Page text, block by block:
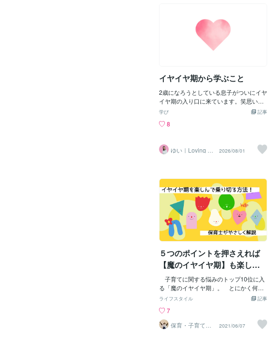
さんが計画を立て、声をかけてくれ、一
緒にやってくれる（もしくはお母さんの
方が熱心にやっている）から。小学校の
うちはそれで良かったのです。でも、中
た。今まで水面下にあっ
持ちが芽生えてきたよ」という、とって
もかわいい成長のサインなんです。「イ
ヤ」の裏には、「本当はもっと遊びたか
った」「自分でやってみたかった」とい
ちょっとしたコツ選んでもらう「お着替
服と赤いお洋服、どっちがいい?」と聞い
てみると、意外とすんなり進むことがあ
ります。自分で選んだ、という気持ちが
大事みたいです。先に伝えておく「あと5
クになることも。とはいえ、わかってい
ても、毎日のことだと心が疲れてしまい
いな」と思ったら、一人で抱えなくて大
丈夫です。保育士としての現場経験をも
とに、お子さんの様子に合わせて、一緒
に考えさせてください。→ [イヤイヤ期、
ひとりで抱えていませんか?保育士13年
目がお話お聞きします]
イヤイヤ期から学ぶこと
2歳になろうとしている息子がついにイヤ
イヤ期の入り口に来ています。笑思い通
りにいかないと「ビエーーン！！」良か
眠いけど遊びたくて「ビエーーン！！」
「こんな日、いつまで続くんだろう…」
「今日は穏やかに過ごせるかな…」そう
いました。でも最近少し心が軽くなる考
え方を見つけたんです。それは、「でき
たことに目を向ける」ということ。ギャ
ン泣きが始まると、「また泣かせちゃっ
た」「やってしまった…」「今日もダメ
だった」そんなことばかり考えてしまい
ます。でも本当に今日はダメな一日だっ
たのかな？朝起きて「おはよう」って言
えた。一緒にご飯を食べた。笑顔が見ら
れた。ぎゅーって抱っこした。小さな
「できた」が今日もたくさんあった。泣
いた時間より笑った時間はありませんで
したか？できなかったことよりできたこ
との方が実はずっと多いのかもしれませ
ん。私たちはついできなかったことばか
り探すのが上手です。でも幸せって「な
いもの」を探すより「もうあるもの」に
気づいた時に心から満たされえるもんな
記事
学び
8
ゆい｜Loving M
e
2026/08/01
５つのポイントを押さえれば
【魔のイヤイヤ期】も楽しめ
る！
子育てに関する悩みのトップ10位に入
る「魔のイヤイヤ期」。 とにかく何で
も「いや！」と言ったり、今まで出来て
言葉でも行動でも拒絶されるので、スト
レスに感じる人も少なくないようです。
実際に、2歳児クラスを受け持っていた
記事
ライフスタイル
7
保育・子育ての
相談相手 RyU先
2021/06/07